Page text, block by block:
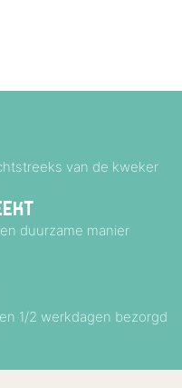
van de kweker
duurzame manier
1/2 werkdagen bezorgd